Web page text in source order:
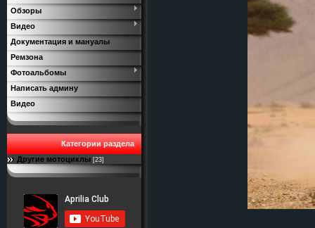
Обзоры
Видео
Документация и мануалы
Ремзона
Фотоальбомы
Написать админу
Видео
Категории раздела
Другие мотоциклы [23]